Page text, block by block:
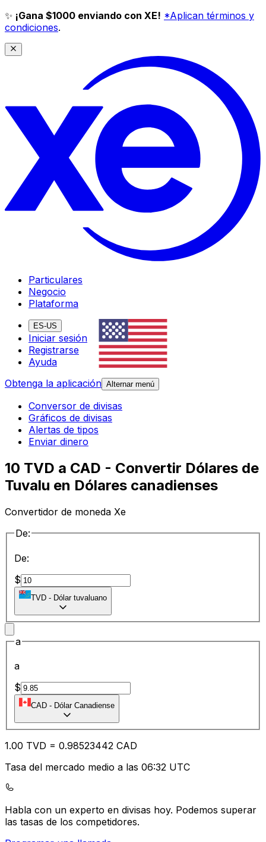
✨ ¡Gana $1000 enviando con XE! *Aplican términos y
condiciones.
Particulares
Negocio
Plataforma
ES-US
Iniciar sesión
Registrarse
Ayuda
Obtenga la aplicación Alternar menú
Conversor de divisas
Gráficos de divisas
Alertas de tipos
Enviar dinero
10 TVD a CAD - Convertir Dólares de
Tuvalu en Dólares canadienses
Convertidor de moneda Xe
De:
De:
$
TVD - Dólar tuvaluano
a
a
$
CAD - Dólar Canadiense
1.00 TVD = 0.98523442 CAD
Tasa del mercado medio a las 06:32 UTC
Habla con un experto en divisas hoy. Podemos superar
las tasas de los competidores.